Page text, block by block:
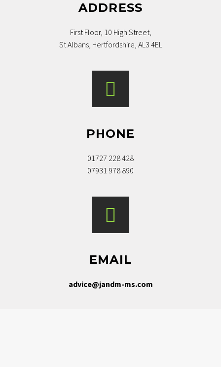
ADDRESS
First Floor, 10 High Street,
St Albans, Hertfordshire, AL3 4EL
PHONE
01727 228 428
07931 978 890
EMAIL
advice@jandm-ms.com